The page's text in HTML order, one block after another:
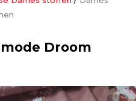
Droom